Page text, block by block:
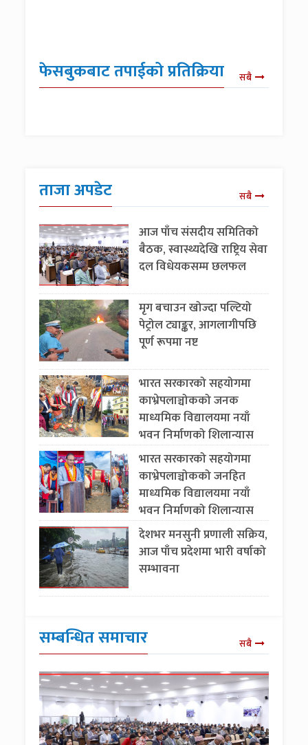
फेसबुकबाट तपाईको प्रतिक्रिया सबै
ताजा अपडेट सबै
आज पाँच संसदीय समितिको
बैठक, स्वास्थ्यदेखि राष्ट्रिय सेवा
दल विधेयकसम्म छलफल
मृग बचाउन खोज्दा पल्टियो
पेट्रोल ट्याङ्कर, आगलागीपछि
पूर्ण रूपमा नष्ट
भारत सरकारको सहयोगमा
काभ्रेपलाञ्चोकको जनक
माध्यमिक विद्यालयमा नयाँ
भवन निर्माणको शिलान्यास
भारत सरकारको सहयोगमा
काभ्रेपलाञ्चोकको जनहित
माध्यमिक विद्यालयमा नयाँ
भवन निर्माणको शिलान्यास
देशभर मनसुनी प्रणाली सक्रिय,
आज पाँच प्रदेशमा भारी वर्षाको
सम्भावना
सम्बन्धित समाचार सबै